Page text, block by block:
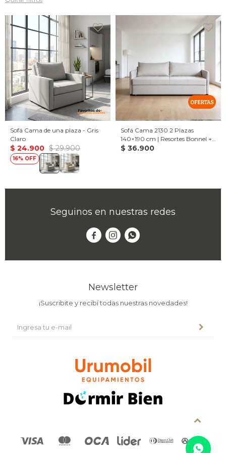
Sofá Cama de una plaza - Gris
Claro
$ 24.900 $ 29.900
16
Sofá Cama 2130 2 Plazas
140×190 cm | Resortes Bonnel +
Espuma D28
$ 36.900
Seguinos en nuestras redes
  
Newsletter
¡Suscribite y recibí todas nuestras novedades!